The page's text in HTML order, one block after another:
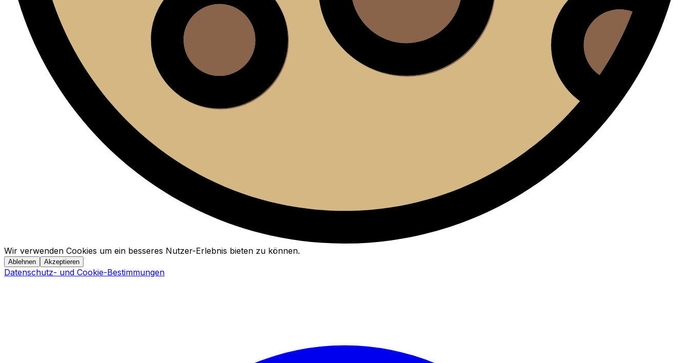
Wir verwenden Cookies um ein besseres Nutzer-Erlebnis bieten zu können.
Ablehnen Akzeptieren
Datenschutz- und Cookie-Bestimmungen